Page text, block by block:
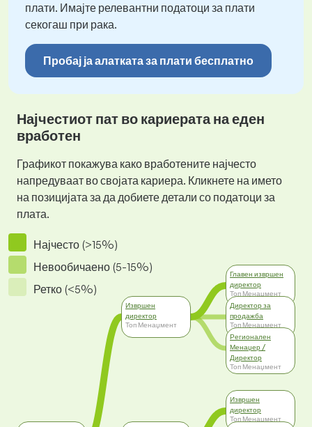
плати. Имајте релевантни податоци за плати
секогаш при рака.
Пробај ја алатката за плати бесплатно
Најчестиот пат во кариерата на еден
вработен
Графикот покажува како вработените најчесто
напредуваат во својата кариера. Кликнете на името
на позицијата за да добиете детали со податоци за
плата.
Најчесто (>15%)
Невообичаено (5-15%)
Ретко (<5%)
Извршен
директор
Топ Менаџмент
Главен извршен
директор
Топ Менаџмент
Директор за
продажба
Топ Менаџмент
Регионален
Менаџер /
Директор
Топ Менаџмент
Извршен
директор
Топ Менаџмент